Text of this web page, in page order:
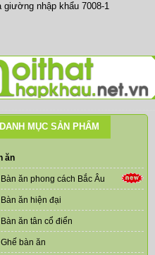
giường nhập khẩu 7008-1
DANH MỤC SẢN PHẨM
ăn
Bàn ăn phong cách Bắc Âu
Bàn ăn hiện đại
Bàn ăn tân cổ điển
Ghế bàn ăn